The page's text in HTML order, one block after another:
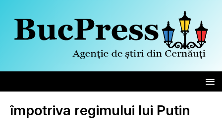
împotriva regimului lui Putin